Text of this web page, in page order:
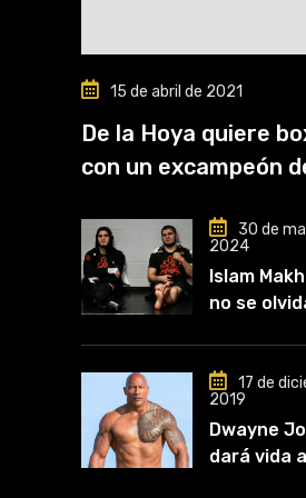
15 de abril de 2021
De la Hoya quiere
con un excampeón
30 de
2024
Islam
no se
que
entrenar,
papel
carrera»
17 de
2019
Dwayne
dará vida